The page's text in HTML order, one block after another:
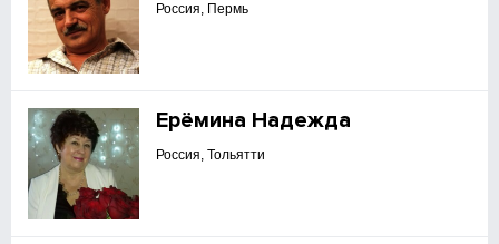
Россия, Пермь
Ерёмина Надежда
Россия, Тольятти